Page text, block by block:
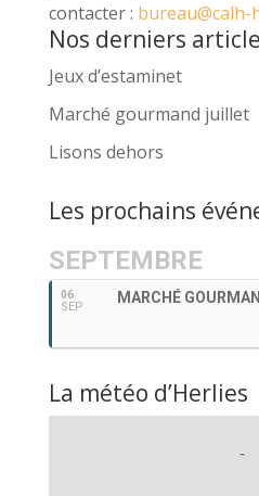
contacter :
Nos derniers
Jeux d’estaminet
Marché gourmand juillet
Lisons dehors
Les prochains
SEPTEMBRE
06
SEP
MARCHÉ
La météo d’Herlies
-